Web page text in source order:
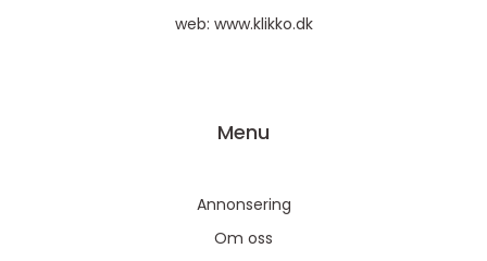
web: www.klikko.dk
Menu
Annonsering
Om oss